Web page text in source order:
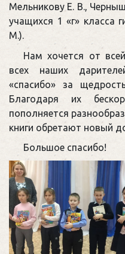
Мельникову Е. В.,
учащихся 1 «г» класса
М.).
Нам хочется от
всех наших
«спасибо» за
Благодаря их
пополняется
книги обретают новый
Большое спасибо!